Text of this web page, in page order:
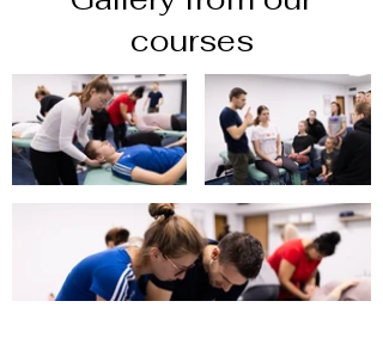
courses